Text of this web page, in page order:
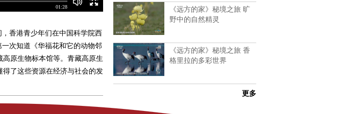
01:28
香港青少年们在中国科学院西
次知道《华福花和它的动物邻
原生物标本馆等。青藏高原生
了这些资源在经济与社会的发
《远方的家》秘境之旅 旷
野中的自然精灵
《远方的家》秘境之旅 香
格里拉的多彩世界
更多